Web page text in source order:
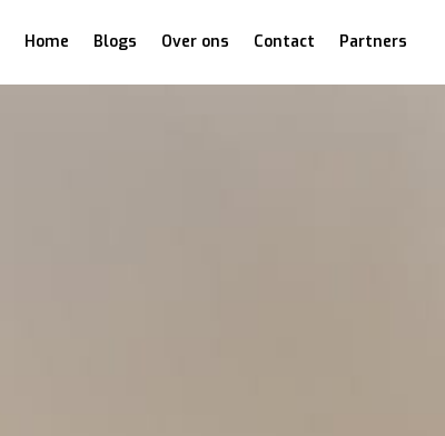
Home Blogs Over ons Contact Partners